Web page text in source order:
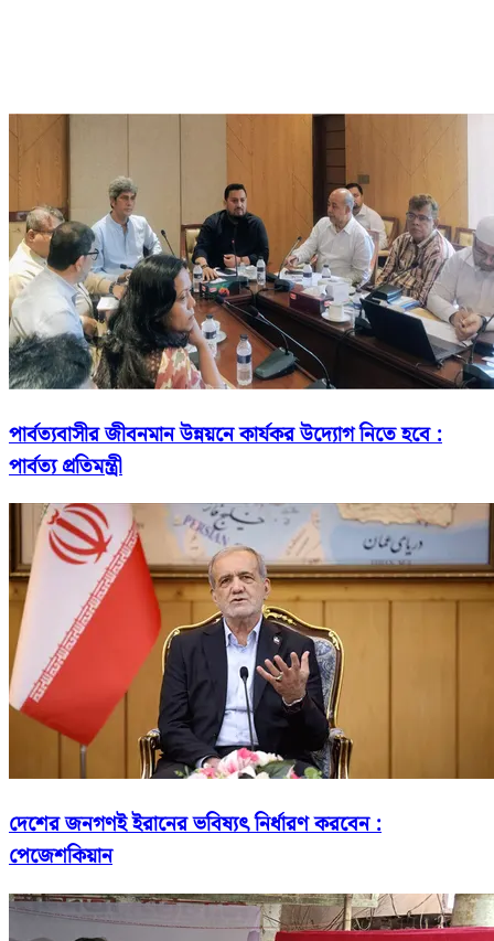
পার্বত্যবাসীর জীবনমান উন্নয়নে কার্যকর উদ্যোগ নিতে হবে :
পার্বত্য প্রতিমন্ত্রী
দেশের জনগণই ইরানের ভবিষ্যৎ নির্ধারণ করবেন :
পেজেশকিয়ান